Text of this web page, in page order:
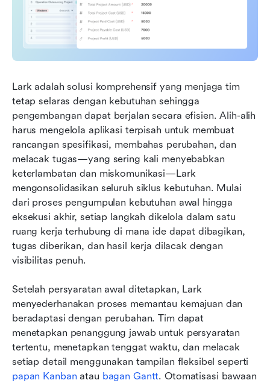
Lark adalah solusi komprehensif yang menjaga tim
tetap selaras dengan kebutuhan sehingga
pengembangan dapat berjalan secara efisien. Alih-alih
harus mengelola aplikasi terpisah untuk membuat
rancangan spesifikasi, membahas perubahan, dan
melacak tugas—yang sering kali menyebabkan
keterlambatan dan miskomunikasi—Lark
mengonsolidasikan seluruh siklus kebutuhan. Mulai
dari proses pengumpulan kebutuhan awal hingga
eksekusi akhir, setiap langkah dikelola dalam satu
ruang kerja terhubung di mana ide dapat dibagikan,
tugas diberikan, dan hasil kerja dilacak dengan
visibilitas penuh.
Setelah persyaratan awal ditetapkan, Lark
menyederhanakan proses memantau kemajuan dan
beradaptasi dengan perubahan. Tim dapat
menetapkan penanggung jawab untuk persyaratan
tertentu, menetapkan tenggat waktu, dan melacak
papan Kanban atau bagan Gantt. Otomatisasi bawaan